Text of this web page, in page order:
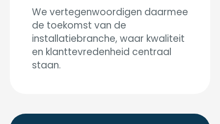
We vertegenwoordigen daarmee
de toekomst van de
installatiebranche, waar kwaliteit
en klanttevredenheid centraal
staan.